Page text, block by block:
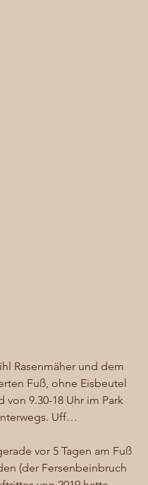
Rasenmäher und dem
Fuß, ohne Eisbeutel
von 9.30-18 Uhr im Park
Uff…
vor 5 Tagen am Fuß
(der Fersenbeinbruch